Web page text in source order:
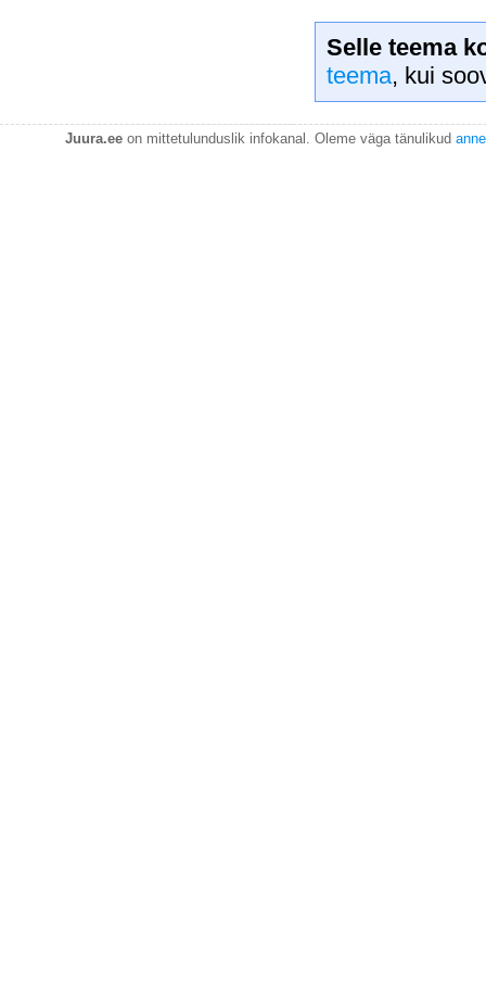
Selle teema
teema, kui
Juura.eeon mittetulunduslik infokanal. Oleme väga tänulikud